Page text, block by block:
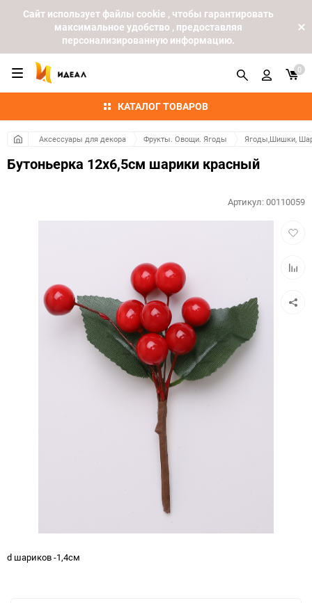
Cайт использует файлы cookie , чтобы гарантировать
максимальное удобство , предоставляя
персонализированную информацию.
КАТАЛОГ ТОВАРОВ
0
Аксессуары для декора Фрукты. Овощи. Ягоды Ягоды,Шишки,
Бутоньерка 12х6,5см шарики красный
Артикул:00110059
d шариков -1,4см